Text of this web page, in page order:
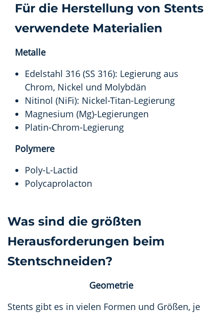
Für die Herstellung von Stents
verwendete Materialien
Metalle
Edelstahl 316 (SS 316): Legierung aus
Chrom, Nickel und Molybdän
Nitinol (NiFi): Nickel-Titan-Legierung
Magnesium (Mg)-Legierungen
Platin-Chrom-Legierung
Polymere
Poly-L-Lactid
Polycaprolacton
Was sind die größten
Herausforderungen beim
Stentschneiden?
Geometrie
Stents gibt es in vielen Formen und Größen, je